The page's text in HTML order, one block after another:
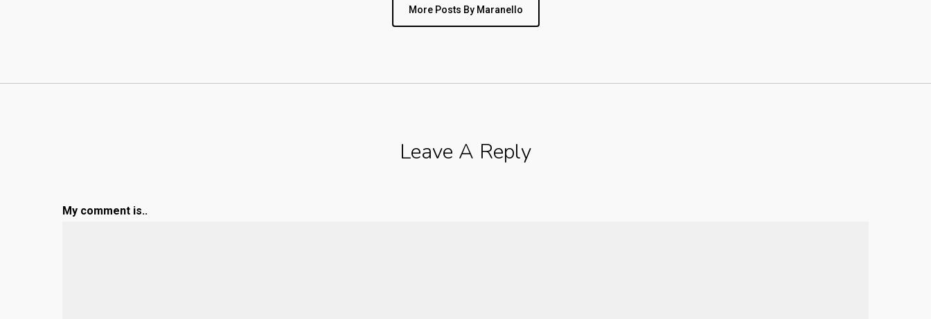
More Posts By Maranello
Leave A Reply
My comment is..